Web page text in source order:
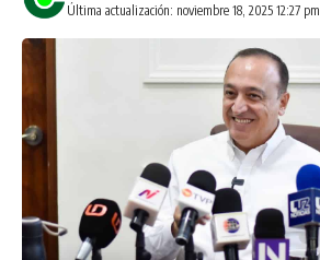
Última actualización: noviembre 18, 2025 12:27 pm